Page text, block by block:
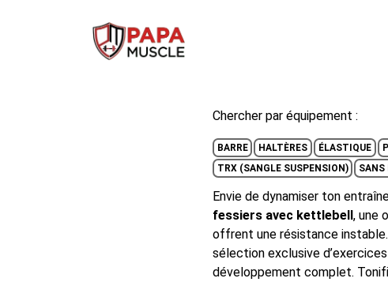
Chercher par équipement :
BARRE HALTÈRES ÉLASTIQUE
TRX (SANGLE SUSPENSION)
SANS
Envie de dynamiser ton
fessiers avec kettlebell, une
offrent une résistance
sélection exclusive
développement complet.